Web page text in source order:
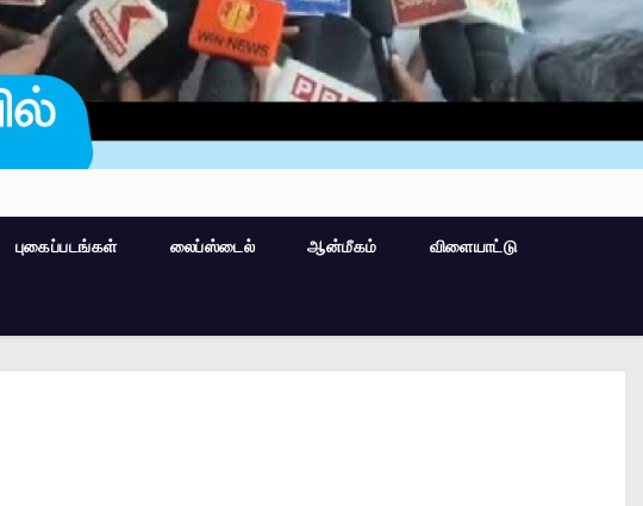
புகைப்படங்கள் லைப்ஸ்டைல் ஆன்மீகம் விளையாட்டு